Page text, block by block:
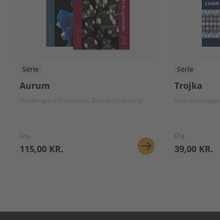
Serie
Aurum
Kim Rongsted Kristiansen Gunnar Cederberg
Fra
115,00 KR.
Serie
Trojka
Niels
Fra
39,00 KR.